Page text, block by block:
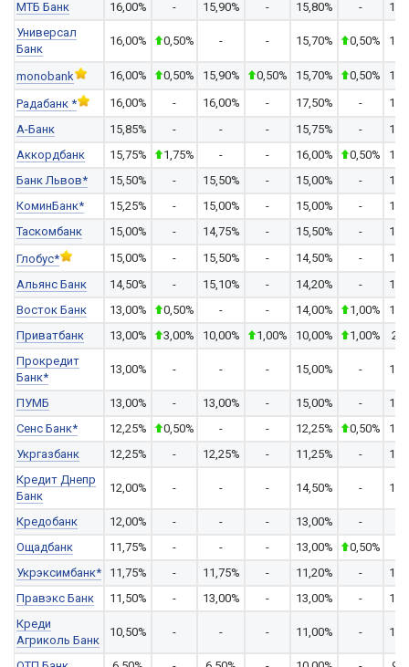
МТБ Банк
16,00% - 15,90% - 15,80% -
Универсал
Банк
16,00% 0,50% - - 15,70% 0,50%
monobank 16,00% 0,50% 15,90% 0,50% 15,70% 0,50%
Радабанк * 16,00% - 16,00% - 17,50% -
А-Банк
15,85% - - - 15,75% -
Аккордбанк
15,75% 1,75% - - 16,00% 0,50%
Банк Львов*
15,50% - 15,50% - 15,00% -
КоминБанк*
15,25% - 15,00% - 15,00% -
Таскомбанк
15,00% - 14,75% - 15,50% -
Глобус*
15,00% - 15,50% - 14,50% -
Альянс Банк
14,50% - 15,10% - 14,20% -
Восток Банк
13,00% 0,50% - - 14,00% 1,00%
Приватбанк
13,00% 3,00% 10,00% 1,00% 10,00% 1,00%
Прокредит
Банк*
13,00% - - - 15,00% -
ПУМБ 13,00% - 13,00% - 15,00% -
Сенс Банк*
12,25% 0,50% - - 12,25% 0,50%
Укргазбанк
12,25% - 12,25% - 11,25% -
Кредит Днепр
Банк
12,00% - - - 14,50% -
Кредобанк 12,00% - - - 13,00% -
Ощадбанк
11,75% - - - 13,00% 0,50%
Укрэксимбанк*
11,75% - 11,75% - 11,20% -
Правэкс Банк
11,50% - 13,00% - 13,00% -
Креди
Агриколь Банк
10,50% - - - 11,00% -